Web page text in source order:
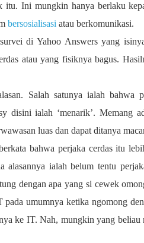
itu. Ini mungkin hanya berlaku
bersosialisasi atau berkomunikasi.
di Yahoo Answers yang
atau yang fisiknya bagus.
Salah satunya ialah bahwa
disini ialah ‘menarik’. Memang
luas dan dapat ditanya
bahwa perjaka cerdas itu
alasannya ialah belum tentu
dengan apa yang si cewek
umumnya ketika ngomong
ke IT. Nah, mungkin yang beliau